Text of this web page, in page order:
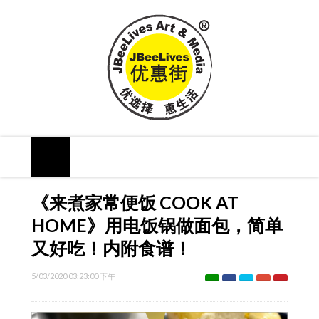
《来煮家常便饭 COOK AT
HOME》用电饭锅做面包，简单
又好吃！内附食谱！
5/03/2020 03:23:00 下午